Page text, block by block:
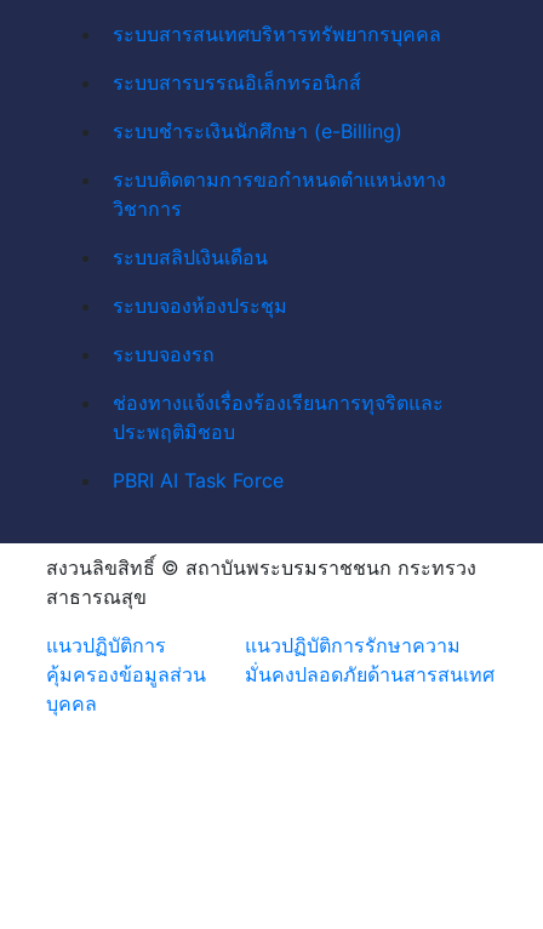
ระบบสารสนเทศบริหารทรัพยากรบุคคล
ระบบสารบรรณอิเล็กทรอนิกส์
ระบบชำระเงินนักศึกษา (e-Billing)
ระบบติดตามการขอกำหนดตำแหน่งทาง
วิชาการ
ระบบสลิปเงินเดือน
ระบบจองห้องประชุม
ระบบจองรถ
ช่องทางแจ้งเรื่องร้องเรียนการทุจริตและ
ประพฤติมิชอบ
PBRI AI Task Force
สงวนลิขสิทธิ์ © สถาบันพระบรมราชชนก กระทรวง
สาธารณสุข
แนวปฏิบัติการ
คุ้มครองข้อมูลส่วน
บุคคล
แนวปฏิบัติการรักษาความ
มั่นคงปลอดภัยด้านสารสนเทศ